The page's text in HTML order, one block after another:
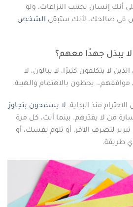
أنك إنسان يجتنب النزاعات، ولو
في صالحك، لأنك ستبقى الشخص
يبذل جهدًا معهم؟
لا يتكلفون كثيرًا، لا يبالون، لا
يحظون بالاهتمام والهيبة.
منذ البداية. لا يسمحون بتجاوز
من لا يقدّرهم. بينما أنت، كل مرة
لتصرف الآخر، أو تلوم نفسك، أو
طريقة.